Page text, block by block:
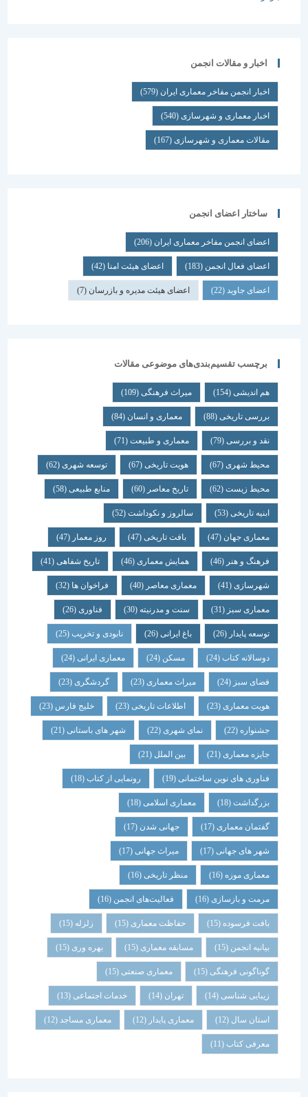
اخبار و مقالات انجمن
اخبار انجمن مفاخر معماری ایران (579)
اخبار معماری و شهرسازی(540)
مقالات معماری و شهرسازی(167)
ساختار اعضای انجمن
اعضای انجمن مفاخر معماری ایران (206)
اعضای فعال انجمن(183) اعضای هیئت امنا(42)
اعضای جاوید(22) اعضای هیئت مدیره و بازرسان(7)
برچسب تقسیم‌بندی‌های موضوعی مقالات
هم اندیشی (154) میراث فرهنگی (109)
بررسی تاریخی (88) معماری و انسان (84)
نقد و بررسی (79) معماری و طبیعت (71)
محیط شهری(67) هویت تاریخی(67) توسعه شهری(62)
محیط زیست(62) تاریخ معاصر(60) منابع طبیعی(58)
ابنیه تاریخی(53) سالروز و نکوداشت(52)
معماری جهان (47) بافت تاریخی(47) روز معمار(47)
فرهنگ و هنر(46) همایش معماری (46) تاریخ شفاهی (41)
شهرسازی(41) معماری معاصر(40) فراخوان ها (32)
معماری سبز(31) سنت و مدرنیته(30) فناوری (26)
توسعه پایدار(26) باغ ایرانی(26) نابودی و تخریب(25)
دوسالانه کتاب(24) مسکن (24) معماری ایرانی(24)
فضای سبز(24) میراث معماری (23) گردشگری (23)
هویت معماری (23) اطلاعات تاریخی(23) خلیج فارس(23)
جشنواره(22) نمای شهری(22) شهر های باستانی (21)
جایزه معماری (21) بین الملل(21)
فناوری های نوین ساختمانی(19) رونمایی از کتاب (18)
بزرگداشت (18) معماری اسلامی(18)
گفتمان معماری (17) جهانی شدن(17)
شهر های جهانی(17) میراث جهانی(17)
معماری موزه(16) منظر تاریخی (16)
مرمت و بازسازی(16) فعالیت‌های انجمن(16)
بافت فرسوده (15) حفاظت معماری (15) زلزله
بیانیه انجمن(15) مسابقه معماری (15) بهره وری(15)
گوناگونی فرهنگی (15) معماری صنعتی(15)
زیبایی شناسی (14) تهران خدمات اجتماعی (13)
استان سال(12) معماری پایدار (12) معماری مساجد(12)
معرفی کتاب(11)